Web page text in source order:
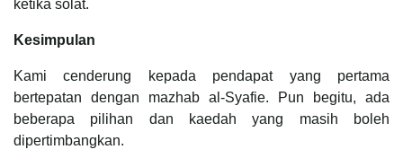
ketika solat.
Kesimpulan
Kami cenderung kepada pendapat yang pertama
bertepatan dengan mazhab al-Syafie. Pun begitu, ada
beberapa pilihan dan kaedah yang masih boleh
dipertimbangkan.